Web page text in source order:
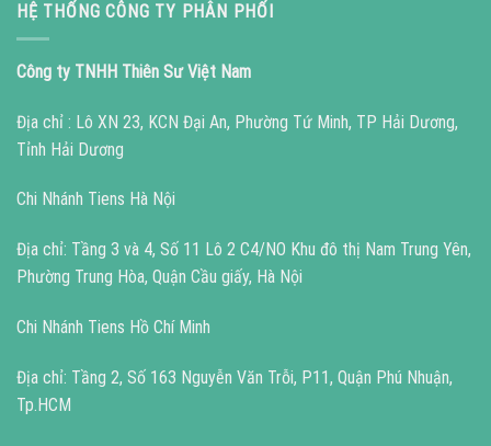
HỆ THỐNG CÔNG TY PHÂN PHỐI
Công ty TNHH Thiên Sư Việt Nam
Địa chỉ : Lô XN 23, KCN Đại An, Phường Tứ Minh, TP Hải Dương,
Tỉnh Hải Dương
Chi Nhánh Tiens Hà Nội
Địa chỉ: Tầng 3 và 4, Số 11 Lô 2 C4/NO Khu đô thị Nam Trung Yên,
Phường Trung Hòa, Quận Cầu giấy, Hà Nội
Chi Nhánh Tiens Hồ Chí Minh
Địa chỉ: Tầng 2, Số 163 Nguyễn Văn Trỗi, P11, Quận Phú Nhuận,
Tp.HCM